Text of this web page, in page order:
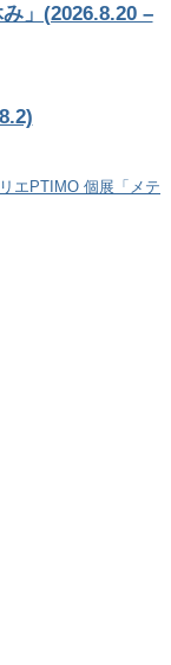
」(2026.8.20 –
エPTIMO 個展「メテ